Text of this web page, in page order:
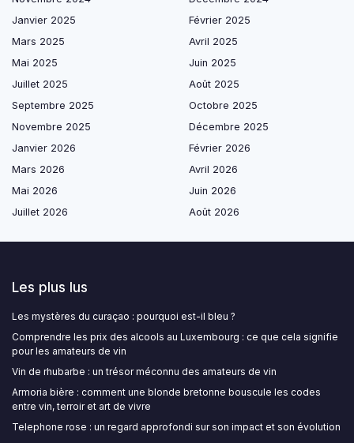
Janvier 2025
Février 2025
Mars 2025
Avril 2025
Mai 2025
Juin 2025
Juillet 2025
Août 2025
Septembre 2025
Octobre 2025
Novembre 2025
Décembre 2025
Janvier 2026
Février 2026
Mars 2026
Avril 2026
Mai 2026
Juin 2026
Juillet 2026
Août 2026
Les plus lus
Les mystères du curaçao : pourquoi est-il bleu ?
Comprendre les prix des alcools au Luxembourg : ce que cela signifie
pour les amateurs de vin
Vin de rhubarbe : un trésor méconnu des amateurs de vin
Armoria bière : comment une blonde bretonne bouscule les codes
entre vin, terroir et art de vivre
Telephone rose : un regard approfondi sur son impact et son évolution